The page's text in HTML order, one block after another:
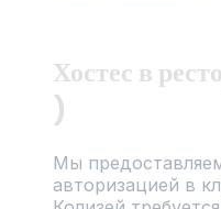
Хостес в
)
Мы
авторизацией в